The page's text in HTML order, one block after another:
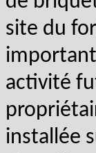
site du
activité
installée